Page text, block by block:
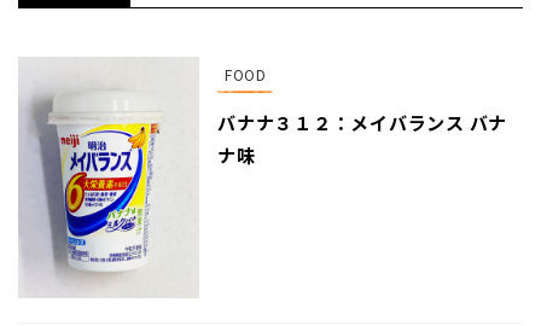
FOOD
バナナ３１２：メイバランス バナ
ナ味